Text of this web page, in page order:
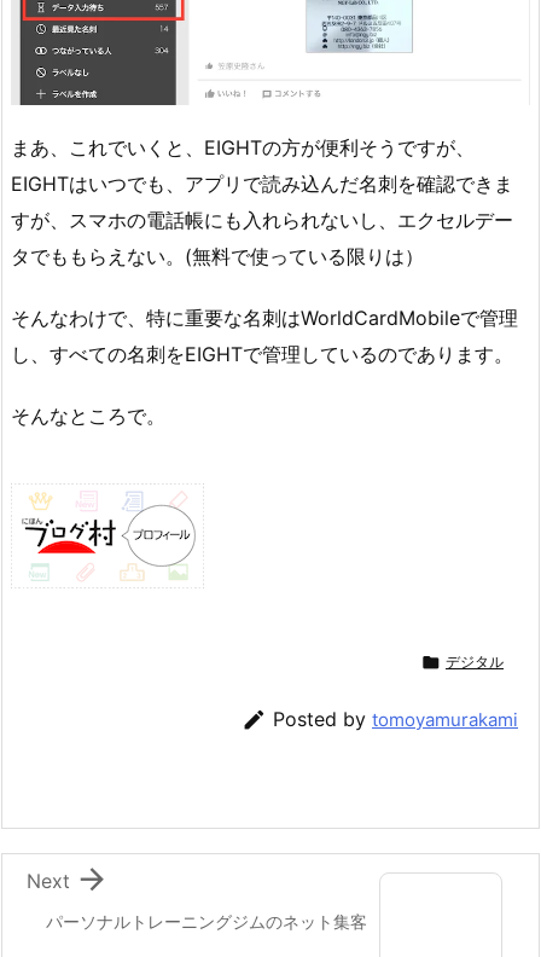
まあ、これでいくと、EIGHTの方が便利そうですが、
EIGHTはいつでも、アプリで読み込んだ名刺を確認できま
すが、スマホの電話帳にも入れられないし、エクセルデー
タでももらえない。(無料で使っている限りは）
そんなわけで、特に重要な名刺はWorldCardMobileで管理
し、すべての名刺をEIGHTで管理しているのであります。
そんなところで。
 デジタル
 Posted by tomoyamurakami
パーソナルトレーニングジムのネット集客

Next